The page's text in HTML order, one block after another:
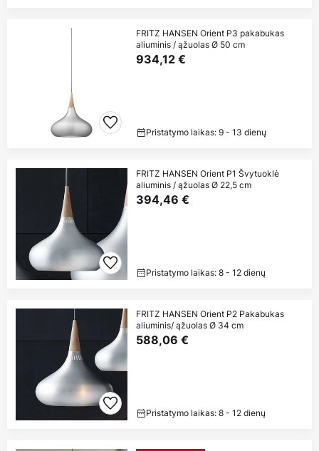
FRITZ HANSEN Orient P3 pakabukas
aliuminis / ąžuolas Ø 50 cm
934,12 €
Pristatymo laikas: 9 - 13 dienų
FRITZ HANSEN Orient P1 Švytuoklė
aliuminis / ąžuolas Ø 22,5 cm
394,46 €
Pristatymo laikas: 8 - 12 dienų
FRITZ HANSEN Orient P2 Pakabukas
aliuminis/ ąžuolas Ø 34 cm
588,06 €
Pristatymo laikas: 8 - 12 dienų